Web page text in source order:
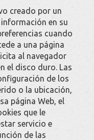
creado por un
en su
cuando
a una página
al navegador
el disco duro. Las
de los
o la ubicación,
página Web, el
que le
servicio e
de las